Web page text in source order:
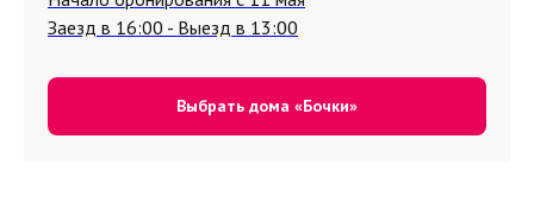
Заезд в 16:00 - Выезд в 13:00
Выбрать дома «Бочки»